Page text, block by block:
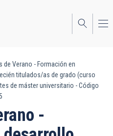
de Verano - Formación en
titulados/as de grado (curso
de máster universitario - Código
-